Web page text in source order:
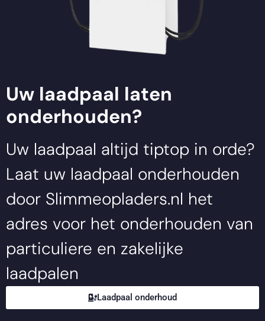
Uw laadpaal laten
onderhouden?
Uw laadpaal altijd tiptop in orde?
Laat uw laadpaal onderhouden
door Slimmeopladers.nl het
adres voor het onderhouden van
particuliere en zakelijke
laadpalen
Laadpaal onderhoud